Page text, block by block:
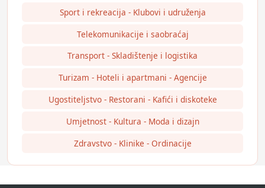
Sport i rekreacija - Klubovi i udruženja
Telekomunikacije i saobraćaj
Transport - Skladištenje i logistika
Turizam - Hoteli i apartmani - Agencije
Ugostiteljstvo - Restorani - Kafići i diskoteke
Umjetnost - Kultura - Moda i dizajn
Zdravstvo - Klinike - Ordinacije